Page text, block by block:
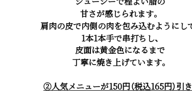
甘さが感じられます。
肩肉の皮で内側の肉を包み込むようにし
1本1本手で串打ちし、
皮面は黄金色になるまで
丁寧に焼き上げています。
②人気メニューが150円（税込165円）引き